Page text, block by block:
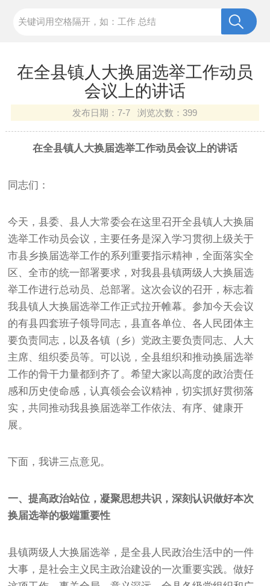
在全县镇人大换届选举工作动员
会议上的讲话
发布日期：7-7 浏览次数：399
在全县镇人大换届选举工作动员会议上的讲话
同志们：
今天，县委、县人大常委会在这里召开全县镇人大换届
选举工作动员会议，主要任务是深入学习贯彻上级关于
市县乡换届选举工作的系列重要指示精神，全面落实全
区、全市的统一部署要求，对我县县镇两级人大换届选
举工作进行总动员、总部署。这次会议的召开，标志着
我县镇人大换届选举工作正式拉开帷幕。参加今天会议
的有县四套班子领导同志，县直各单位、各人民团体主
要负责同志，以及各镇（乡）党政主要负责同志、人大
主席、组织委员等。可以说，全县组织和推动换届选举
工作的骨干力量都到齐了。希望大家以高度的政治责任
感和历史使命感，认真领会会议精神，切实抓好贯彻落
实，共同推动我县换届选举工作依法、有序、健康开
展。
下面，我讲三点意见。
一、提高政治站位，凝聚思想共识，深刻认识做好本次
换届选举的极端重要性
县镇两级人大换届选举，是全县人民政治生活中的一件
大事，是社会主义民主政治建设的一次重要实践。做好